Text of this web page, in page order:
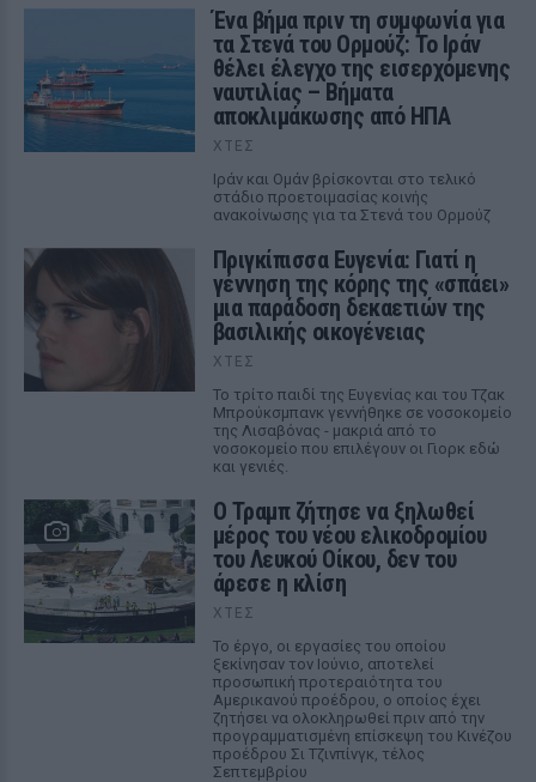
Ένα βήμα πριν τη συμφωνία για
τα Στενά του Ορμούζ: Το Ιράν
θέλει έλεγχο της εισερχόμενης
ναυτιλίας – Βήματα
αποκλιμάκωσης από ΗΠΑ
ΧΤΕΣ
Ιράν και Ομάν βρίσκονται στο τελικό
στάδιο προετοιμασίας κοινής
ανακοίνωσης για τα Στενά του Ορμούζ
Πριγκίπισσα Ευγενία: Γιατί η
γέννηση της κόρης της «σπάει»
μια παράδοση δεκαετιών της
βασιλικής οικογένειας
ΧΤΕΣ
Το τρίτο παιδί της Ευγενίας και του Τζακ
Μπρούκσμπανκ γεννήθηκε σε νοσοκομείο
της Λισαβόνας - μακριά από το
νοσοκομείο που επιλέγουν οι Γιορκ εδώ
και γενιές.
Ο Τραμπ ζήτησε να ξηλωθεί
μέρος του νέου ελικοδρομίου
του Λευκού Οίκου, δεν του
άρεσε η κλίση
ΧΤΕΣ
Το έργο, οι εργασίες του οποίου
ξεκίνησαν τον Ιούνιο, αποτελεί
προσωπική προτεραιότητα του
Αμερικανού προέδρου, ο οποίος έχει
ζητήσει να ολοκληρωθεί πριν από την
προγραμματισμένη επίσκεψη του Κινέζου
προέδρου Σι Τζινπίνγκ, τέλος
Σεπτεμβρίου